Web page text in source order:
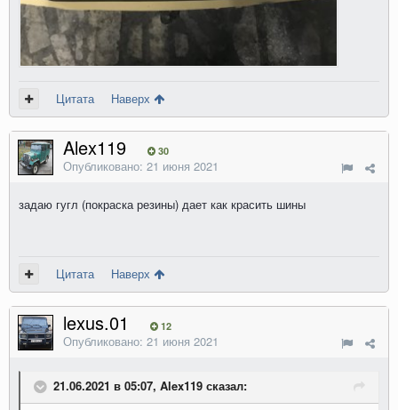
Цитата Наверх
Alex119 30
Опубликовано: 21 июня 2021
задаю гугл (покраска резины) дает как красить шины
Цитата Наверх
lexus.01 12
Опубликовано: 21 июня 2021
21.06.2021 в 05:07, Alex119 сказал: